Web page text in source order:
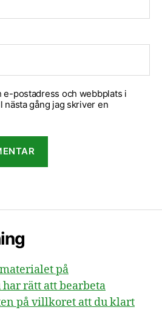
e-postadress och webbplats i
nästa gång jag skriver en
på
rätt att bearbeta
på villkoret att du klart